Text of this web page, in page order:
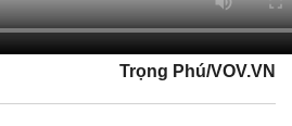
Trọng Phú/VOV.VN